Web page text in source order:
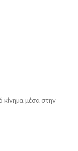
κίνημα μέσα στην